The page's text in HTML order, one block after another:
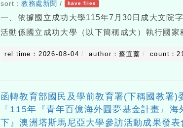
sort：教務處新聞 / have files
一、依據國立成功大學115年7月30日成大文院
活動係國立成功大學（以下簡稱成大）執行國
rel time：2026-08-04 author：蔡宜蓁 count：
函轉教育部國民及學前教育署(下稱國教署)
「115年『青年百億海外圓夢基金計畫』
下』澳洲塔斯馬尼亞大學參訪活動成果發表